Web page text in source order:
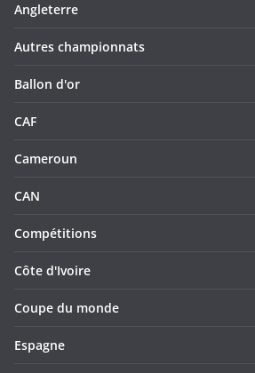
Angleterre
Autres championnats
Ballon d'or
CAF
Cameroun
CAN
Compétitions
Côte d'Ivoire
Coupe du monde
Espagne